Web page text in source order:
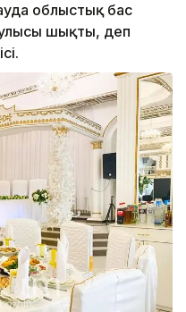
облыстық бас
шықты, деп